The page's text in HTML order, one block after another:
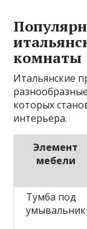
комнаты
Итальянские
которых
интерьера.
Элемент
мебели
Тумба под
умывальник